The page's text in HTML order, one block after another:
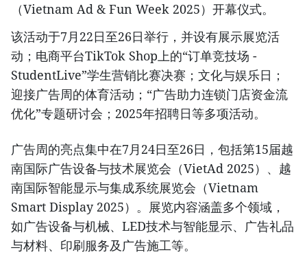
（Vietnam Ad & Fun Week 2025）开幕仪式。
该活动于7月22日至26日举行，并设有展示展览活
动；电商平台TikTok Shop上的“订单竞技场 -
StudentLive”学生营销比赛决赛；文化与娱乐日；
迎接广告周的体育活动；“广告助力连锁门店资金流
优化”专题研讨会；2025年招聘日等多项活动。
广告周的亮点集中在7月24日至26日，包括第15届越
南国际广告设备与技术展览会（VietAd 2025）、越
南国际智能显示与集成系统展览会（Vietnam
Smart Display 2025）。展览内容涵盖多个领域，
如广告设备与机械、LED技术与智能显示、广告礼品
与材料、印刷服务及广告施工等。